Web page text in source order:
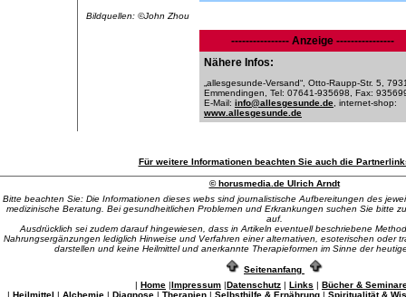
Bildquellen: ©John Zhou
---------------- Anzeige ----------------
Nähere Infos:
„allesgesunde-Versand“, Otto-Raupp-Str. 5,
Emmendingen, Tel: 07641-935698, Fax:
E-Mail: info@allesgesunde.de , internet-shop:
www.allesgesunde.de
Für weitere Informationen beachten Sie auch die
© horusmedia.de Ulrich Arndt
Bitte beachten Sie: Die Informationen dieses webs sind journalistische Aufbereitungen des
medizinische Beratung. Bei gesundheitlichen Problemen und Erkrankungen suchen Sie bitte
auf.
Ausdrücklich sei zudem darauf hingewiesen, dass in Artikeln eventuell beschriebene
Nahrungsergänzungen lediglich Hinweise und Verfahren einer alternativen, esoterischen oder
darstellen und keine Heilmittel und anerkannte Therapieformen im Sinne der
Seitenanfang
| Home |Impressum |Datenschutz | Links | Bücher &
| Heilmittel | Alchemie| Diagnose| Therapien| Selbsthilfe & Ernährung| Spiritualität &